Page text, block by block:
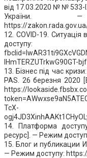
від 17.03.2020 № № 533-
України.
https://
12. COVID-19.
доступу:
IHmTERZUTrkwG90GT-
13. Бізнес під час
PAS. 26 березня 2020
https://
TcX-
14. Платформа
ресурс]. — Режим
15. Блог и публикации
— Режим доступу: